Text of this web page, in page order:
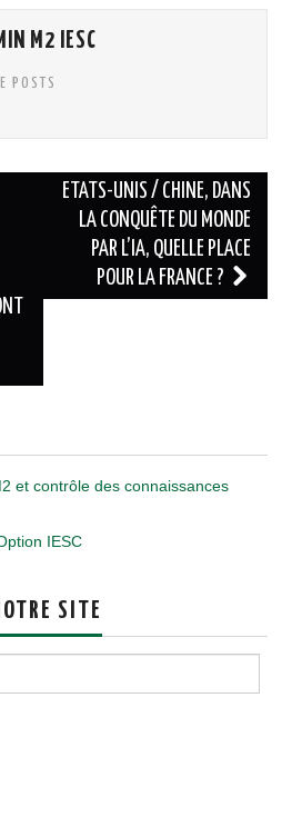
M2 IESC
POSTS
ETATS-UNIS / CHINE, DANS
LA CONQUÊTE DU MONDE
PAR L’IA, QUELLE PLACE
POUR LA FRANCE ?
et contrôle des connaissances
IESC
SITE